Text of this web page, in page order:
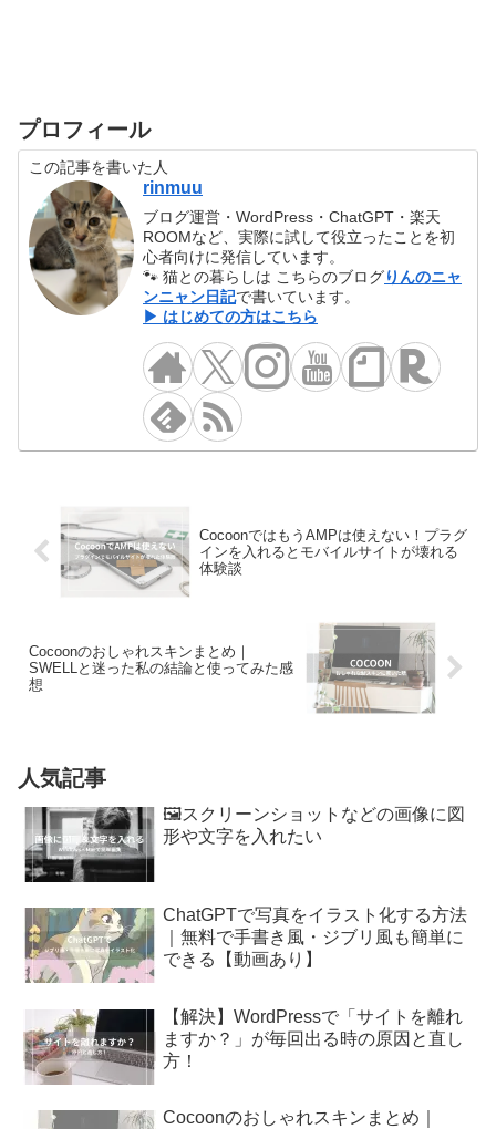
プロフィール
この記事を書いた人
rinmuu
ブログ運営・WordPress・ChatGPT・楽天
ROOMなど、実際に試して役立ったことを初
心者向けに発信しています。
🐾 猫との暮らしは こちらのブログりんのニャ
ンニャン日記で書いています。
▶ はじめての方はこちら
CocoonではもうAMPは使えない！プラグ
インを入れるとモバイルサイトが壊れる
体験談
Cocoonのおしゃれスキンまとめ｜
SWELLと迷った私の結論と使ってみた感
想
人気記事
🖼️スクリーンショットなどの画像に図
形や文字を入れたい
ChatGPTで写真をイラスト化する方法
｜無料で手書き風・ジブリ風も簡単に
できる【動画あり】
【解決】WordPressで「サイトを離れ
ますか？」が毎回出る時の原因と直し
方！
Cocoonのおしゃれスキンまとめ｜